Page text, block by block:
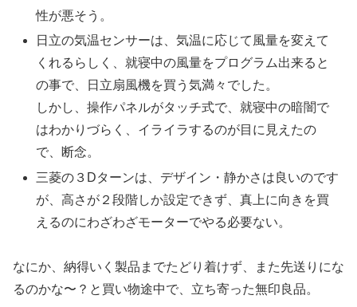
性が悪そう。
日立の気温センサーは、気温に応じて風量を変えて
くれるらしく、就寝中の風量をプログラム出来ると
の事で、日立扇風機を買う気満々でした。
しかし、操作パネルがタッチ式で、就寝中の暗闇で
はわかりづらく、イライラするのが目に見えたの
で、断念。
三菱の３Dターンは、デザイン・静かさは良いのです
が、高さが２段階しか設定できず、真上に向きを買
えるのにわざわざモーターでやる必要ない。
なにか、納得いく製品までたどり着けず、また先送りにな
るのかな〜？と買い物途中で、立ち寄った無印良品。